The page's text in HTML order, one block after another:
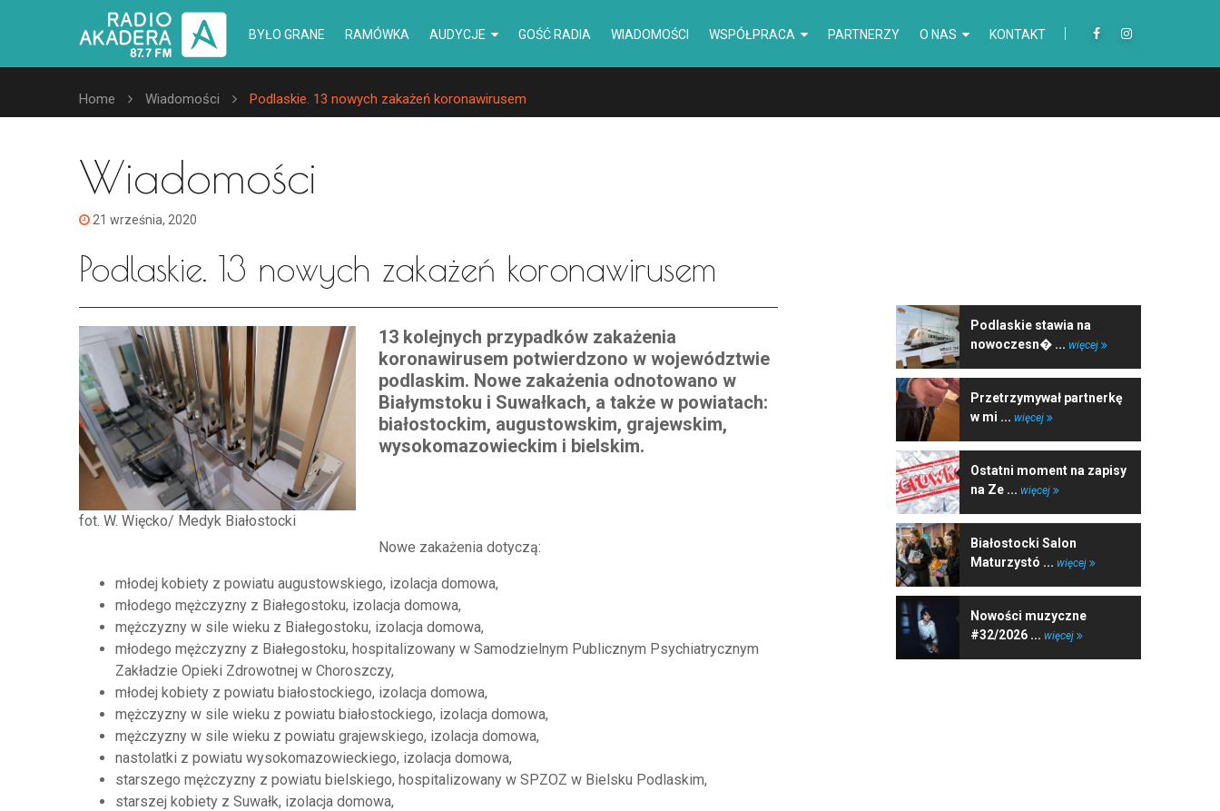
BYŁO GRANE RAMÓWKA AUDYCJE GOŚĆ RADIA WIADOMOŚCI WSPÓŁPRACA PARTNERZY O NAS KONTAKT
Home Wiadomości Podlaskie. 13 nowych zakażeń koronawirusem
Wiadomości
21 września, 2020
Podlaskie. 13 nowych zakażeń koronawirusem
fot. W. Więcko/ Medyk Białostocki
13 kolejnych przypadków zakażenia
koronawirusem potwierdzono w województwie
podlaskim. Nowe zakażenia odnotowano w
Białymstoku i Suwałkach, a także w powiatach:
białostockim, augustowskim, grajewskim,
wysokomazowieckim i bielskim.
Nowe zakażenia dotyczą:
młodej kobiety z powiatu augustowskiego, izolacja domowa,
młodego mężczyzny z Białegostoku, izolacja domowa,
mężczyzny w sile wieku z Białegostoku, izolacja domowa,
młodego mężczyzny z Białegostoku, hospitalizowany w Samodzielnym Publicznym Psychiatrycznym
Zakładzie Opieki Zdrowotnej w Choroszczy,
młodej kobiety z powiatu białostockiego, izolacja domowa,
mężczyzny w sile wieku z powiatu białostockiego, izolacja domowa,
mężczyzny w sile wieku z powiatu grajewskiego, izolacja domowa,
nastolatki z powiatu wysokomazowieckiego, izolacja domowa,
starszego mężczyzny z powiatu bielskiego, hospitalizowany w SPZOZ w Bielsku Podlaskim,
starszej kobiety z Suwałk, izolacja domowa,
Podlaskie stawia na
nowoczesn� ... więcej
Przetrzymywał partnerkę
w mi ... więcej
Ostatni moment na zapisy
na Ze ... więcej
Białostocki Salon
Maturzystó ... więcej
Nowości muzyczne
#32/2026 ... więcej